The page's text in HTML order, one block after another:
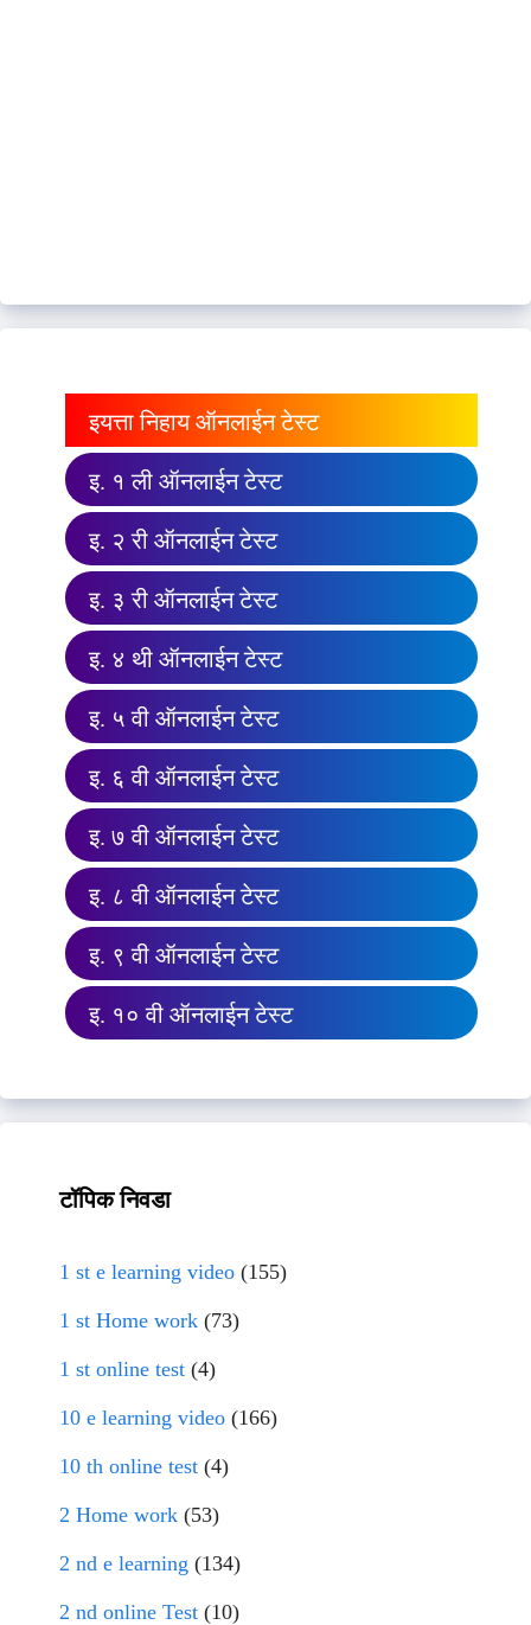
इयत्ता निहाय ऑनलाईन टेस्ट
इ. १ ली ऑनलाईन टेस्ट
इ. २ री ऑनलाईन टेस्ट
इ. ३ री ऑनलाईन टेस्ट
इ. ४ थी ऑनलाईन टेस्ट
इ. ५ वी ऑनलाईन टेस्ट
इ. ६ वी ऑनलाईन टेस्ट
इ. ७ वी ऑनलाईन टेस्ट
इ. ८ वी ऑनलाईन टेस्ट
इ. ९ वी ऑनलाईन टेस्ट
इ. १० वी ऑनलाईन टेस्ट
टॉपिक निवडा
1 st e learning video (155)
1 st Home work (73)
1 st online test (4)
10 e learning video (166)
10 th online test (4)
2 Home work (53)
2 nd e learning (134)
2 nd online Test (10)